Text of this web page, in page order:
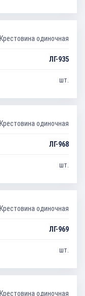
Крестовина одиночная
ЛГ-935
шт.
Крестовина одиночная
ЛГ-968
шт.
Крестовина одиночная
ЛГ-969
шт.
Крестовина одиночная